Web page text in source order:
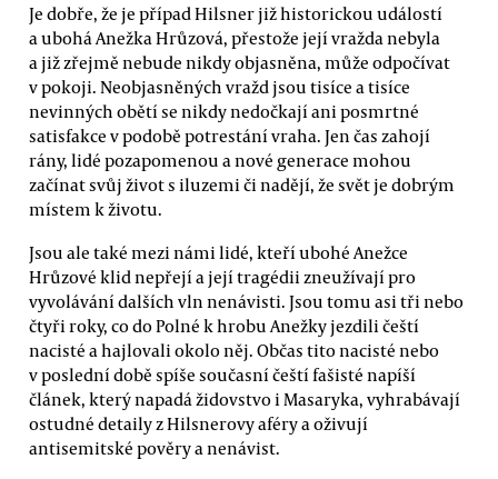
Je dobře, že je případ Hilsner již historickou událostí
a ubohá Anežka Hrůzová, přestože její vražda nebyla
a již zřejmě nebude nikdy objasněna, může odpočívat
v pokoji. Neobjasněných vražd jsou tisíce a tisíce
nevinných obětí se nikdy nedočkají ani posmrtné
satisfakce v podobě potrestání vraha. Jen čas zahojí
rány, lidé pozapomenou a nové generace mohou
začínat svůj život s iluzemi či nadějí, že svět je dobrým
místem k životu.
Jsou ale také mezi námi lidé, kteří ubohé Anežce
Hrůzové klid nepřejí a její tragédii zneužívají pro
vyvolávání dalších vln nenávisti. Jsou tomu asi tři nebo
čtyři roky, co do Polné k hrobu Anežky jezdili čeští
nacisté a hajlovali okolo něj. Občas tito nacisté nebo
v poslední době spíše současní čeští fašisté napíší
článek, který napadá židovstvo i Masaryka, vyhrabávají
ostudné detaily z Hilsnerovy aféry a oživují
antisemitské pověry a nenávist.